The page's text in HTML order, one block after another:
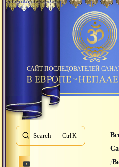
САЙТ ПОСЛЕДОВАТЕЛЕЙ
Search K
/